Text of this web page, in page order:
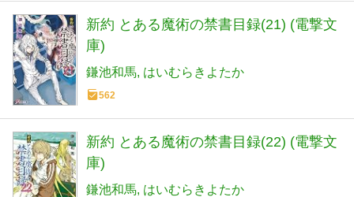
新約 とある魔術の禁書目録(21) (電撃文
庫)
鎌池和馬 はいむらきよたか
562
新約 とある魔術の禁書目録(22) (電撃文
庫)
鎌池和馬 はいむらきよたか